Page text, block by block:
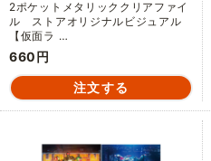
2ポケットメタリッククリアファイ
ル ストアオリジナルビジュアル
【仮面ラ …
660円